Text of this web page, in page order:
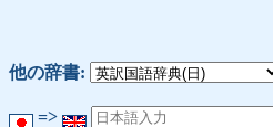
他の辞書:
=>